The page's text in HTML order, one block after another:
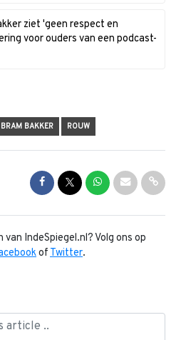
ziet 'geen respect en
voor ouders van een podcast-
BRAM BAKKER ROUW
Share on Facebook
Share on Twitter
Share onShare via
van IndeSpiegel.nl? Volg ons op
ofTwitter.